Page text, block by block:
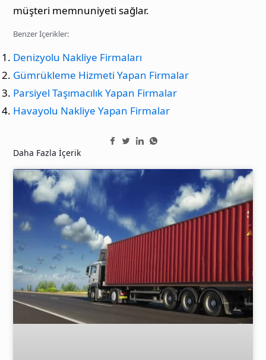
müşteri memnuniyeti sağlar.
Benzer İçerikler:
Denizyolu Nakliye Firmaları
Gümrükleme Hizmeti Yapan Firmalar
Parsiyel Taşımacılık Yapan Firmalar
Havayolu Nakliye Yapan Firmalar
Daha Fazla İçerik